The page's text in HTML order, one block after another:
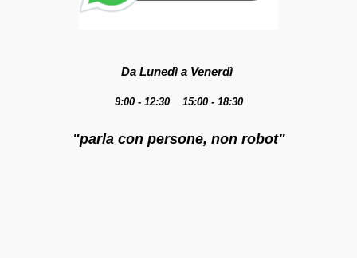
Da Lunedì a Venerdì
9:00 - 12:30 15:00 - 18:30
"parla con persone, non robot"